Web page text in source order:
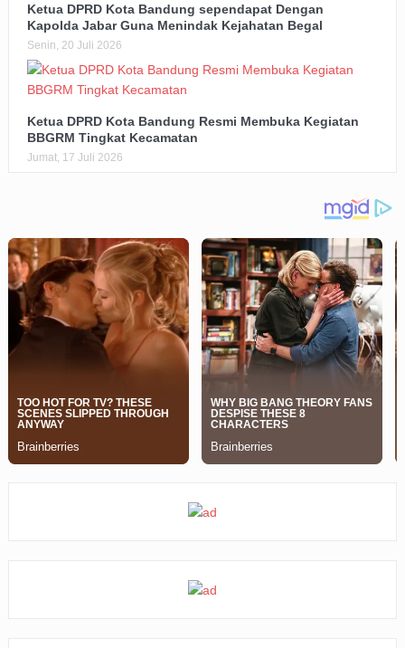
Ketua DPRD Kota Bandung sependapat Dengan
Kapolda Jabar Guna Menindak Kejahatan Begal
Senin, 20 Juli 2026
Ketua DPRD Kota Bandung Resmi Membuka Kegiatan
BBGRM Tingkat Kecamatan
Jumat, 17 Juli 2026